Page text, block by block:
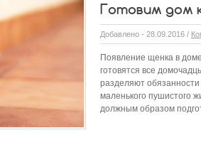
Готовим дом
Добавлено - 28.09.2016 /
Появление щенка в
готовятся все
разделяют
маленького пушистого
должным образом